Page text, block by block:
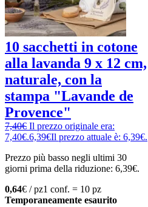
10 sacchetti in cotone
alla lavanda 9 x 12 cm,
naturale, con la
stampa "Lavande de
Provence"
7,40€ Il prezzo originale era:
7,40€.6,39€Il prezzo attuale è: 6,39€.
Prezzo più basso negli ultimi 30
giorni prima della riduzione: 6,39€.
0,64€ / pz1 conf. = 10 pz
Temporaneamente esaurito